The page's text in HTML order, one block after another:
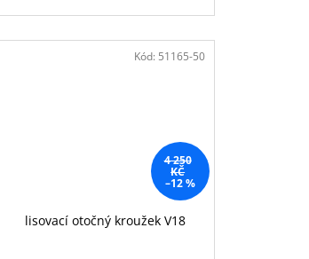
4 250
KČ
–12 %
lisovací otočný kroužek V18
Kód: 51165-50